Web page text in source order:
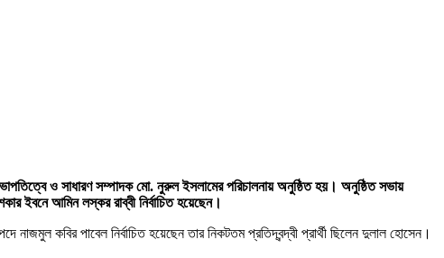
ও সাধারণ সম্পাদক মো. নুরুল ইসলামের পরিচালনায় অনুষ্ঠিত হয়। অনুষ্ঠিত সভায়
ইবনে আমিন লস্কর রাব্বী নির্বাচিত হয়েছেন।
কবির পাবেল নির্বাচিত হয়েছেন তার নিকটতম প্রতিদ্বন্দ্বী প্রার্থী ছিলেন দুলাল হোসেন।